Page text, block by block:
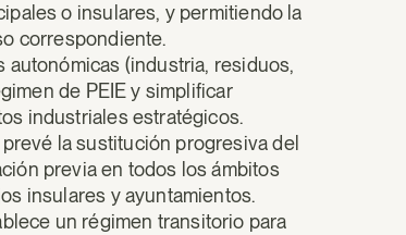
o insulares, y permitiendo la
correspondiente.
(industria, residuos,
de PEIE y simplificar
industriales estratégicos.
prevé la sustitución progresiva del
previa en todos los ámbitos
insulares y ayuntamientos.
un régimen transitorio para